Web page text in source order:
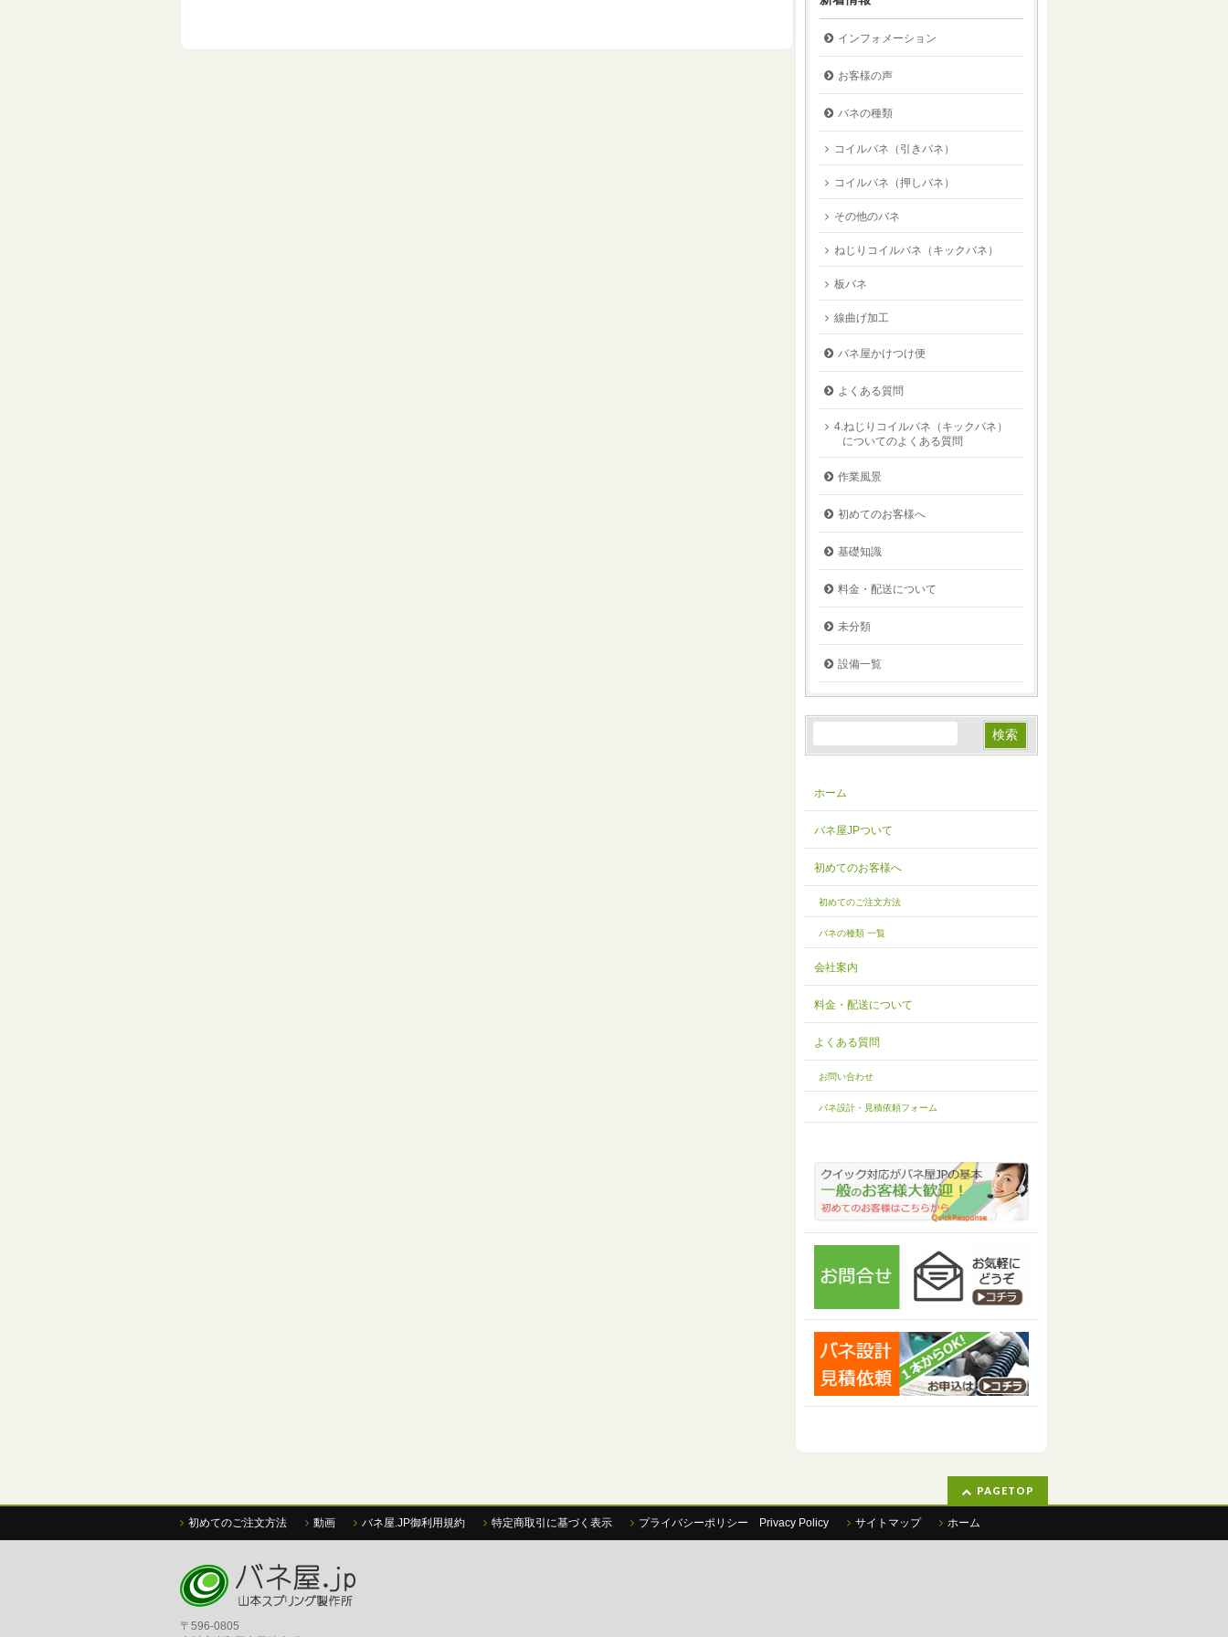
インフォメーション
お客様の声
バネの種類
コイルバネ（引きバネ）
コイルバネ（押しバネ）
その他のバネ
ねじりコイルバネ（キックバネ）
板バネ
線曲げ加工
バネ屋かけつけ便
よくある質問
4.ねじりコイルバネ（キックバネ）
についてのよくある質問
作業風景
初めてのお客様へ
基礎知識
料金・配送について
未分類
設備一覧
ホーム
バネ屋JPついて
初めてのお客様へ
初めてのご注文方法
バネの種類 一覧
会社案内
料金・配送について
よくある質問
お問い合わせ
バネ設計・見積依頼フォーム
PAGETOP
初めてのご注文方法 動画 バネ屋.JP御利用規約 特定商取引に基づく表示 プライバシーポリシー Privacy Policy サイトマップ ホーム
〒596-0805